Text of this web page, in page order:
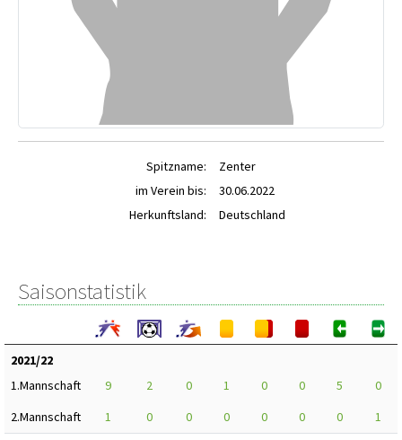
Spitzname:
Zenter
im Verein bis:
30.06.2022
Herkunftsland:
Deutschland
Saisonstatistik
2021/22
1.Mannschaft
9 2 0 1 0 0 5
0
2.Mannschaft
1 0 0 0 0 0 0
1